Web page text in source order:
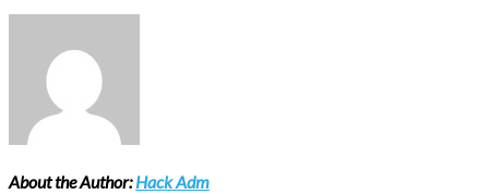
About the Author:Hack Adm